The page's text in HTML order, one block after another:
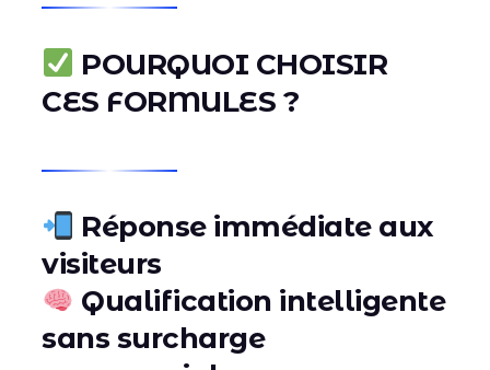
POURQUOI CHOISIR
CES FORMULES ?
Réponse immédiate aux
visiteurs
Qualification intelligente
sans surcharge